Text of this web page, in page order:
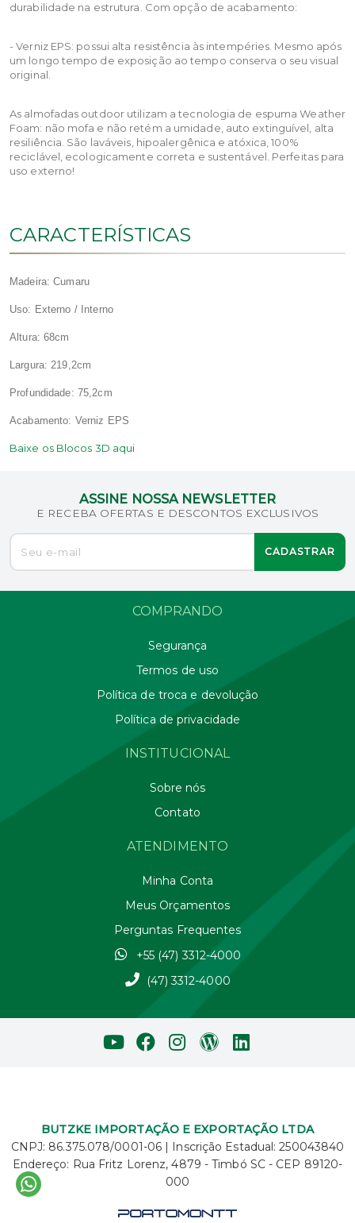
durabilidade na estrutura. Com opção de acabamento:
- Verniz EPS: possui alta resistência às intempéries. Mesmo após
um longo tempo de exposição ao tempo conserva o seu visual
original.
As almofadas outdoor utilizam a tecnologia de espuma Weather
Foam: não mofa e não retém a umidade, auto extinguível, alta
resiliência. São laváveis, hipoalergênica e atóxica, 100%
reciclável, ecologicamente correta e sustentável. Perfeitas para
uso externo!
CARACTERÍSTICAS
Madeira: Cumaru
Uso: Externo / Interno
Altura: 68cm
Largura: 219,2cm
Profundidade: 75,2cm
Acabamento: Verniz EPS
Baixe os Blocos 3D aqui
ASSINE NOSSA NEWSLETTER
E RECEBA OFERTAS E DESCONTOS EXCLUSIVOS
CADASTRAR
COMPRANDO
Segurança
Termos de uso
Política de troca e devolução
Política de privacidade
INSTITUCIONAL
Sobre nós
Contato
ATENDIMENTO
Minha Conta
Meus Orçamentos
Perguntas Frequentes
+55 (47) 3312-4000
(47) 3312-4000
BUTZKE IMPORTAÇÃO E EXPORTAÇÃO LTDA
CNPJ: 86.375.078/0001-06 | Inscrição Estadual: 250043840
Endereço: Rua Fritz Lorenz, 4879 - Timbó SC - CEP 89120-
000